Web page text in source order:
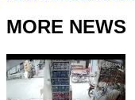
MORE NEWS